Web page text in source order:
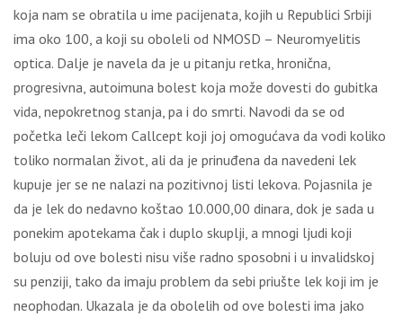
koja nam se obratila u ime pacijenata, kojih u Republici Srbiji
ima oko 100, a koji su oboleli od NMOSD – Neuromyelitis
optica. Dalje je navela da je u pitanju retka, hronična,
progresivna, autoimuna bolest koja može dovesti do gubitka
vida, nepokretnog stanja, pa i do smrti. Navodi da se od
početka leči lekom Callcept koji joj omogućava da vodi koliko
toliko normalan život, ali da je prinuđena da navedeni lek
kupuje jer se ne nalazi na pozitivnoj listi lekova. Pojasnila je
da je lek do nedavno koštao 10.000,00 dinara, dok je sada u
ponekim apotekama čak i duplo skuplji, a mnogi ljudi koji
boluju od ove bolesti nisu više radno sposobni i u invalidskoj
su penziji, tako da imaju problem da sebi priušte lek koji im je
neophodan. Ukazala je da obolelih od ove bolesti ima jako